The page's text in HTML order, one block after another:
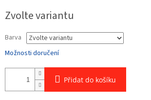
cena:
Zvolte variantu
Barva
Možnosti doručení
Přidat do košíku